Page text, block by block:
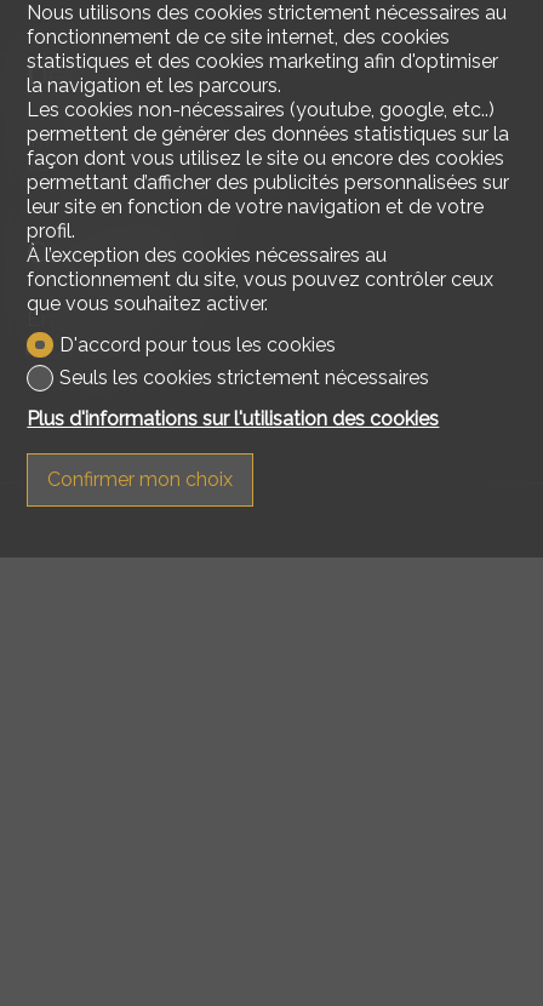
Descriptif
Immeuble de rendement avec une situation idyllique
au bord du l'Arve à Genève
Commodités
Environnement
Centre-ville
Nous utilisons des cookies strictement nécessaires au
fonctionnement de ce site internet, des cookies
statistiques et des cookies marketing afin d'optimiser
la navigation et les parcours.
Les cookies non-nécessaires (youtube, google, etc..)
permettent de générer des données statistiques sur la
façon dont vous utilisez le site ou encore des cookies
permettant d’afficher des publicités personnalisées sur
leur site en fonction de votre navigation et de votre
profil.
À l’exception des cookies nécessaires au
fonctionnement du site, vous pouvez contrôler ceux
que vous souhaitez activer.
D'accord pour tous les cookies
Seuls les cookies strictement nécessaires
Plus d'informations sur l'utilisation des cookies
Confirmer mon choix